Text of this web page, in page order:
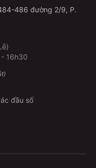
486 đường 2/9, P.
16h30
đầu số